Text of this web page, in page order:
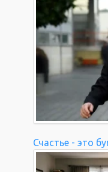
Счастье - это